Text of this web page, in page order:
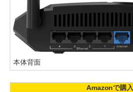
本体背面
Amazonで購入